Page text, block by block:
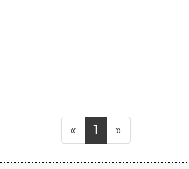
« 1 »